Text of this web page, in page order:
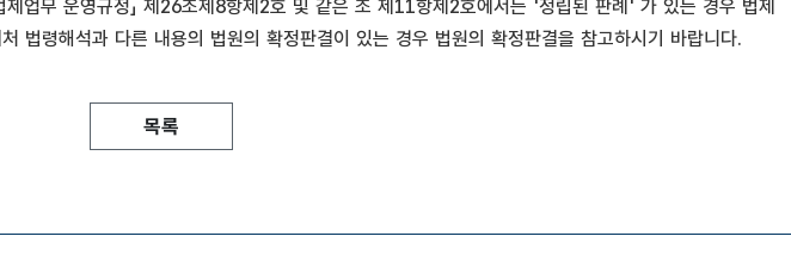
제업무 운영규정」 제26조제8항제2호 및 같은 조 제11항제2호에서는 '정립된 판례' 가 있는 경우 법제
법령해석과 다른 내용의 법원의 확정판결이 있는 경우 법원의 확정판결을 참고하시기 바랍니다.
목록